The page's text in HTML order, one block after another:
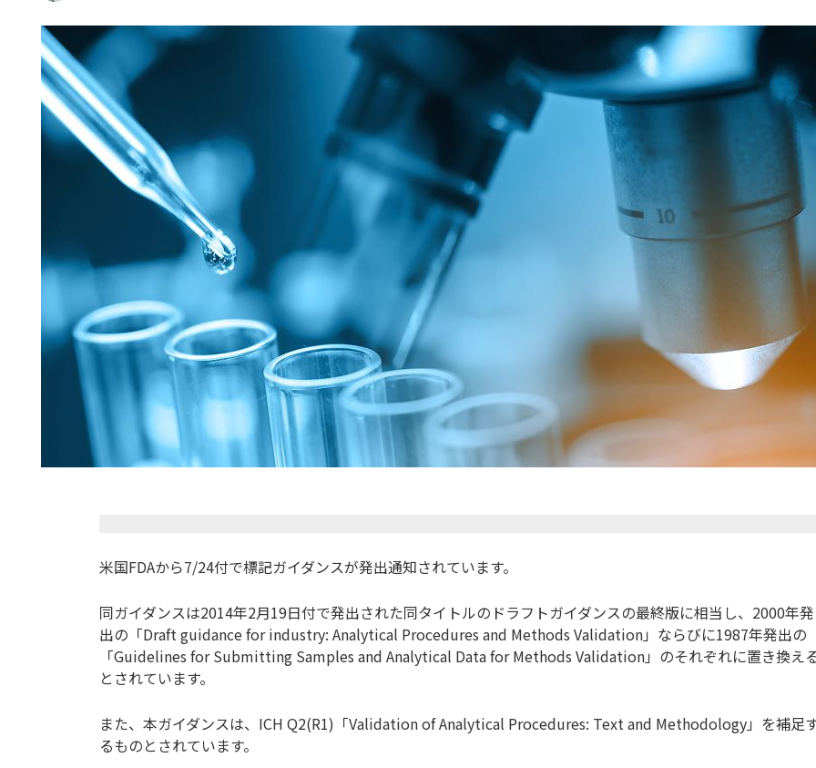
米国FDAから7/24付で標記ガイダンスが発出通知されています。
同ガイダンスは2014年2月19日付で発出された同タイトルのドラフトガイダンスの最終版に相当し、2000年発
出の「Draft guidance for industry: Analytical Procedures and Methods Validation」ならびに1987年発出の
「Guidelines for Submitting Samples and Analytical Data for Methods Validation」のそれぞれに置き換え
とされています。
また、本ガイダンスは、ICH Q2(R1)「Validation of Analytical Procedures: Text and Methodology」を補足
るものとされています。